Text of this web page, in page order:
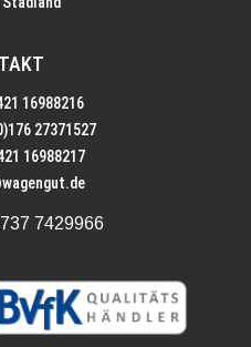
16988216
27371527
16988217
7429966